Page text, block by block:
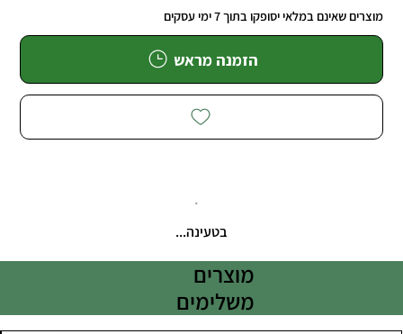
מוצרים שאינם במלאי יסופקו בתוך 7 ימי עסקים
הזמנה מראש
בטעינה...
מוצרים
משלימים